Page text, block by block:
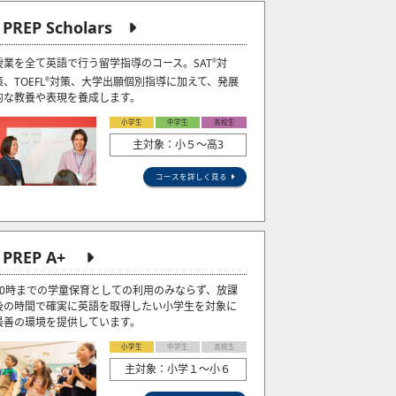
PREP Scholars
業を全て英語で行う留学指導のコース。SAT®対
、TOEFL®対策、大学出願個別指導に加えて、発展
な教養や表現を養成します。
小学生 中学生 高校生
主対象：小５〜高3
コースを詳しく見る
PREP A+
時までの学童保育としての利用のみならず、放課
の時間で確実に英語を取得したい小学生を対象に
善の環境を提供しています。
小学生 中学生 高校生
主対象：小学１～小６